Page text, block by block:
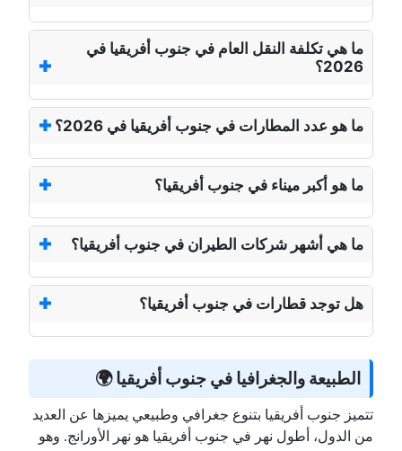
ما هي تكلفة النقل العام في جنوب أفريقيا في
2026؟
ما هو عدد المطارات في جنوب أفريقيا في 2026؟
ما هو أكبر ميناء في جنوب أفريقيا؟
ما هي أشهر شركات الطيران في جنوب أفريقيا؟
هل توجد قطارات في جنوب أفريقيا؟
الطبيعة والجغرافيا في جنوب أفريقيا 🌍
تتميز جنوب أفريقيا بتنوع جغرافي وطبيعي يميزها عن العديد
من الدول، أطول نهر في جنوب أفريقيا هو نهر الأورانج. وهو